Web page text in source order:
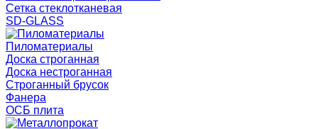
Сетка стеклотканевая
SD-GLASS
Пиломатериалы
Доска строганная
Доска нестроганная
Строганный брусок
Фанера
ОСБ плита